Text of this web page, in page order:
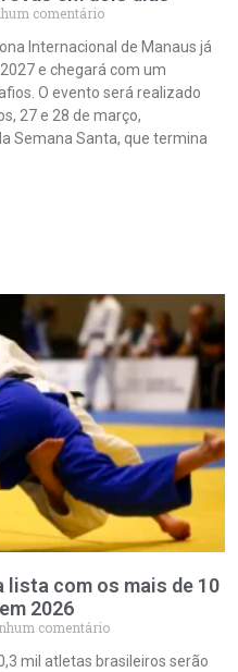
comentário
Internacional de Manaus já
e chegará com um
O evento será realizado
27 e 28 de março,
Semana Santa, que termina
lista com os mais de 10
2026
comentário
mil atletas brasileiros serão